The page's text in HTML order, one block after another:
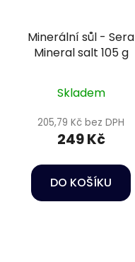
Minerální sůl - Sera
Mineral salt 105 g
Skladem
205,79 Kč bez DPH
249 Kč
DO KOŠÍKU